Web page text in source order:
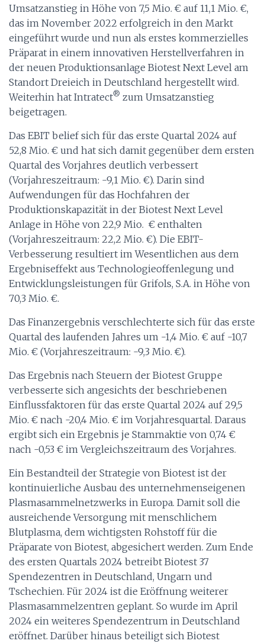
Umsatzanstieg in Höhe von 7,5 Mio. € auf 11,1 Mio. €,
das im November 2022 erfolgreich in den Markt
eingeführt wurde und nun als erstes kommerzielles
Präparat in einem innovativen Herstellverfahren in
der neuen Produktionsanlage Biotest Next Level am
Standort Dreieich in Deutschland hergestellt wird.
Weiterhin hat Intratect® zum Umsatzanstieg
beigetragen.
Das EBIT belief sich für das erste Quartal 2024 auf
52,8 Mio. € und hat sich damit gegenüber dem ersten
Quartal des Vorjahres deutlich verbessert
(Vorjahreszeitraum: -9,1 Mio. €). Darin sind
Aufwendungen für das Hochfahren der
Produktionskapazität in der Biotest Next Level
Anlage in Höhe von 22,9 Mio. € enthalten
(Vorjahreszeitraum: 22,2 Mio. €). Die EBIT-
Verbesserung resultiert im Wesentlichen aus dem
Ergebniseffekt aus Technologieoffenlegung und
Entwicklungsleistungen für Grifols, S.A. in Höhe von
70,3 Mio. €.
Das Finanzergebnis verschlechterte sich für das erste
Quartal des laufenden Jahres um -1,4 Mio. € auf -10,7
Mio. € (Vorjahreszeitraum: -9,3 Mio. €).
Das Ergebnis nach Steuern der Biotest Gruppe
verbesserte sich angesichts der beschriebenen
Einflussfaktoren für das erste Quartal 2024 auf 29,5
Mio. € nach -20,4 Mio. € im Vorjahresquartal. Daraus
ergibt sich ein Ergebnis je Stammaktie von 0,74 €
nach -0,53 € im Vergleichszeitraum des Vorjahres.
Ein Bestandteil der Strategie von Biotest ist der
kontinuierliche Ausbau des unternehmenseigenen
Plasmasammelnetzwerks in Europa. Damit soll die
ausreichende Versorgung mit menschlichem
Blutplasma, dem wichtigsten Rohstoff für die
Präparate von Biotest, abgesichert werden. Zum Ende
des ersten Quartals 2024 betreibt Biotest 37
Spendezentren in Deutschland, Ungarn und
Tschechien. Für 2024 ist die Eröffnung weiterer
Plasmasammelzentren geplant. So wurde im April
2024 ein weiteres Spendezentrum in Deutschland
eröffnet. Darüber hinaus beteiligt sich Biotest